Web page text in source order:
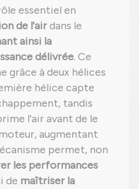
essentiel en
de l'airdans le
ainsi la
délivrée. Ce
grâce à deux hélices
hélice capte
tandis
l'air avant de le
augmentant
permet, non
les performances
de maîtriser la